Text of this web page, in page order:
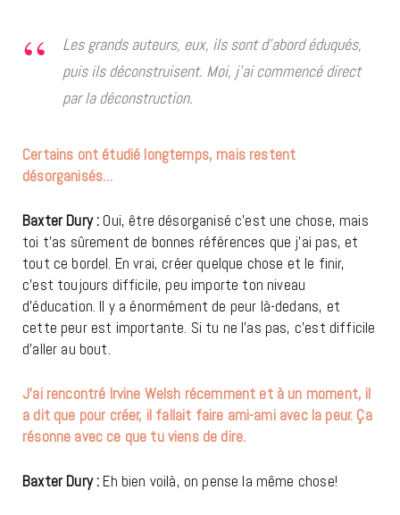
Les grands auteurs, eux, ils sont d’abord éduqués,
puis ils déconstruisent. Moi, j’ai commencé direct
par la déconstruction.
Certains ont étudié longtemps, mais restent
désorganisés…
Baxter Dury : Oui, être désorganisé c’est une chose, mais
toi t’as sûrement de bonnes références que j’ai pas, et
tout ce bordel. En vrai, créer quelque chose et le finir,
c’est toujours difficile, peu importe ton niveau
d’éducation. Il y a énormément de peur là-dedans, et
cette peur est importante. Si tu ne l’as pas, c’est difficile
d’aller au bout.
J’ai rencontré Irvine Welsh récemment et à un moment, il
a dit que pour créer, il fallait faire ami-ami avec la peur. Ça
résonne avec ce que tu viens de dire.
Baxter Dury : Eh bien voilà, on pense la même chose!